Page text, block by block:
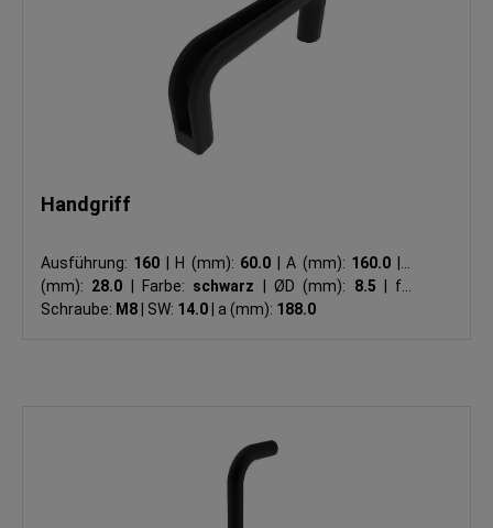
Handgriff
Ausführung: 160 H (mm): 60.0 A (mm): 160.0
(mm): 28.0 Farbe: schwarz ØD (mm): 8.5
für
Schraube: M8 SW: 14.0 a (mm): 188.0